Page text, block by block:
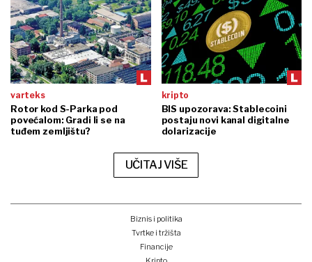
varteks
Rotor kod S-Parka pod
povećalom: Gradi li se na
tuđem zemljištu?
kripto
BIS upozorava: Stablecoini
postaju novi kanal digitalne
dolarizacije
UČITAJ VIŠE
Biznis i politika
Tvrtke i tržišta
Financije